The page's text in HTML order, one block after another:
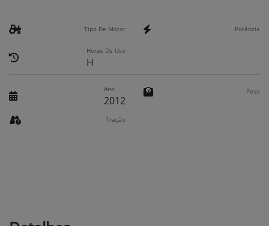
Tipo De Motor Potência
Horas De Uso
H
Ano
2012
Peso
Tração